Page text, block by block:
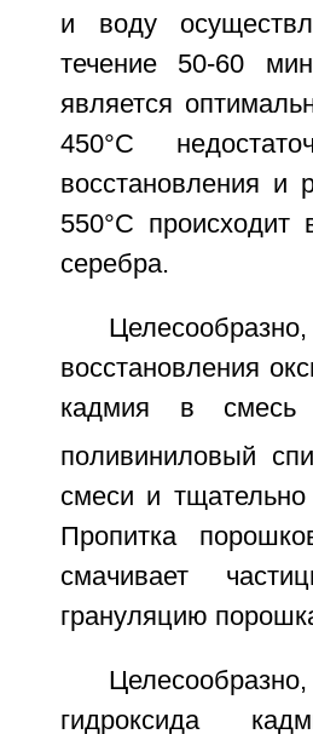
и воду
течение 50-60
является
450°С
восстановления и
550°С происходит
серебра.
восстановления
кадмия в смесь
поливиниловый
смеси и
Пропитка
смачивает
грануляцию
гидроксида